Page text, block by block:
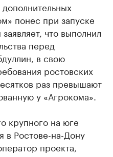
понес при запуске
что выполнил
перед
в свою
ростовских
раз превышают
у «Агрокома».
крупного на юге
в Ростове-на-Дону
проекта,